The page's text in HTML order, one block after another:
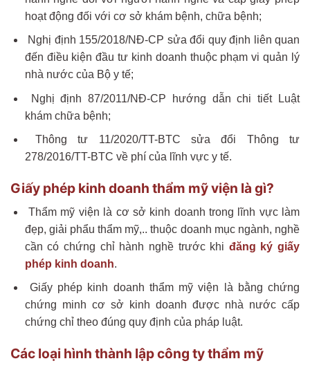
hoạt động đối với cơ sở khám bệnh, chữa bệnh;
Nghị định 155/2018/NĐ-CP sửa đổi quy định liên quan
đến điều kiện đầu tư kinh doanh thuộc phạm vi quản lý
nhà nước của Bộ y tế;
Nghị định 87/2011/NĐ-CP hướng dẫn chi tiết Luật
khám chữa bệnh;
Thông tư 11/2020/TT-BTC sửa đổi Thông tư
278/2016/TT-BTC về phí của lĩnh vực y tế.
Giấy phép kinh doanh thẩm mỹ viện là gì?
Thẩm mỹ viện là cơ sở kinh doanh trong lĩnh vực làm
đẹp, giải phẩu thẩm mỹ,.. thuộc doanh mục ngành, nghề
cần có chứng chỉ hành nghề trước khi đăng ký giấy
phép kinh doanh.
Giấy phép kinh doanh thẩm mỹ viện là bằng chứng
chứng minh cơ sở kinh doanh được nhà nước cấp
chứng chỉ theo đúng quy định của pháp luật.
Các loại hình thành lập công ty thẩm mỹ